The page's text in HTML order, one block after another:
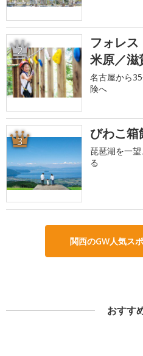
2
フォレス
米原／滋
名古屋から
険へ
3 びわこ
琵琶湖を一
る
関西のGW人気ス
おすす